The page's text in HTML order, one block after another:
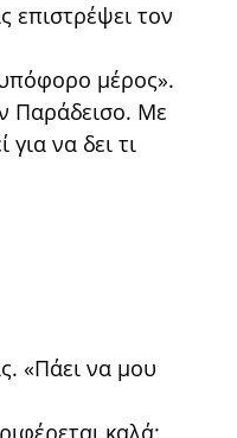
επιστρέψει τον
μέρος».
Παράδεισο. Με
να δει τι
«Πάει να μου
καλά;